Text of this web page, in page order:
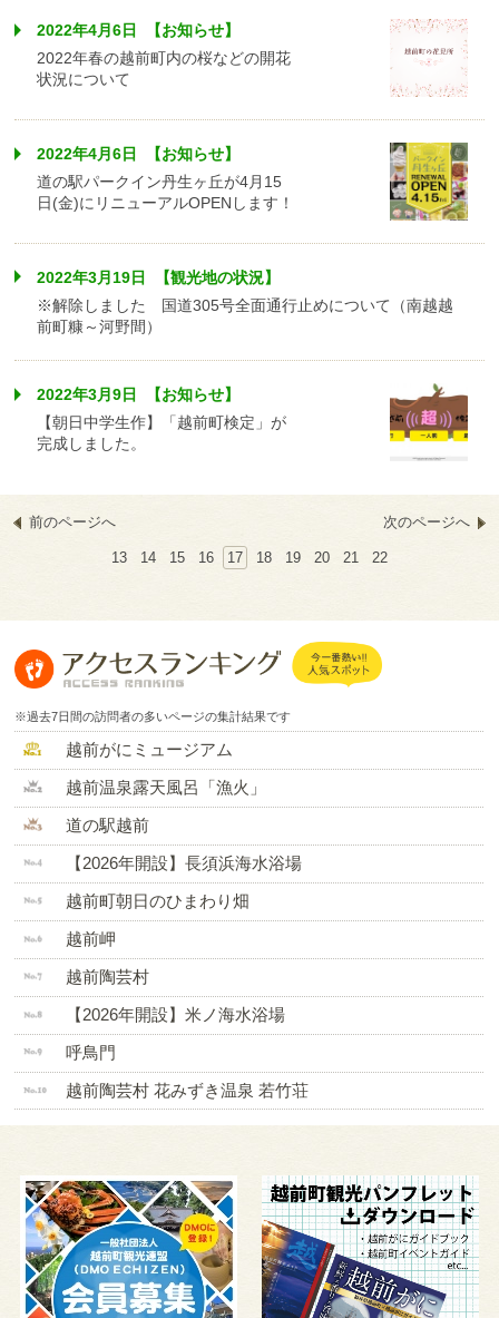
※過去7日間の訪問者の多いページの集計結果です
越前がにミュージアム
越前温泉露天風呂「漁火」
道の駅越前
【2026年開設】長須浜海水浴場
越前町朝日のひまわり畑
越前岬
越前陶芸村
【2026年開設】米ノ海水浴場
呼鳥門
越前陶芸村 花みずき温泉 若竹荘
2022年4月6日 【お知らせ】
2022年春の越前町内の桜などの開花
状況について
2022年4月6日 【お知らせ】
道の駅パークイン丹生ヶ丘が4月15
日(金)にリニューアルOPENします！
2022年3月19日 【観光地の状況】
※解除しました 国道305号全面通行止めについて（南越越
前町糠～河野間）
2022年3月9日 【お知らせ】
【朝日中学生作】「越前町検定」が
完成しました。
前のページへ
13 14 15 16 17 18 19 20 21 22
次のページへ